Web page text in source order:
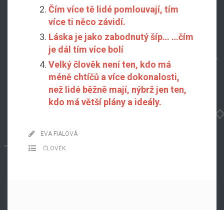
Čím více tě lidé pomlouvají, tím
více ti něco závidí.
Láska je jako zabodnutý šíp… …čím
je dál tím více bolí
Velký člověk není ten, kdo má
méně chtíčů a více dokonalosti,
než lidé běžně mají, nýbrž jen ten,
kdo má větší plány a ideály.
EVA FIALOVÁ
ČLOVĚK